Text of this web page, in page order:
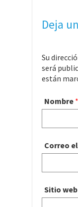
Deja
Su
será
están
Nombre *
Correo
Sitio web